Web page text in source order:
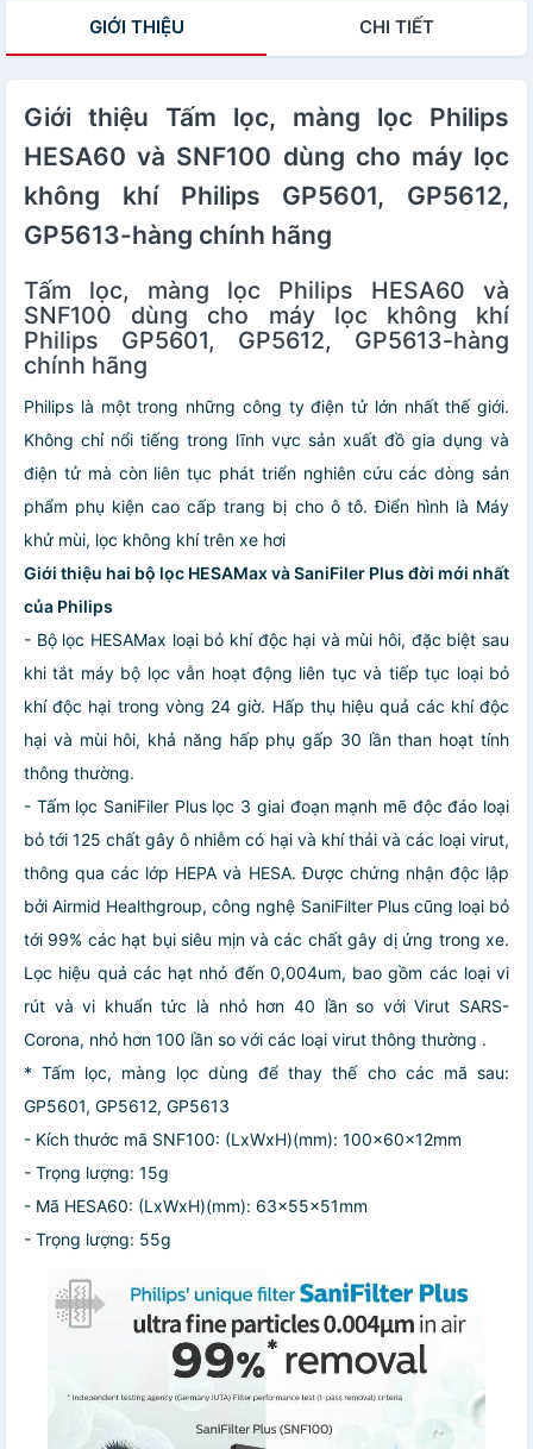
GIỚI THIỆU CHI TIẾT
Giới thiệu Tấm lọc, màng lọc Philips
HESA60 và SNF100 dùng cho máy lọc
không khí Philips GP5601, GP5612,
GP5613-hàng chính hãng
Tấm lọc, màng lọc Philips HESA60 và
SNF100 dùng cho máy lọc không khí
Philips GP5601, GP5612, GP5613-hàng
chính hãng
Philips là một trong những công ty điện tử lớn nhất thế giới.
Không chỉ nổi tiếng trong lĩnh vực sản xuất đồ gia dụng và
điện tử mà còn liên tục phát triển nghiên cứu các dòng sản
phẩm phụ kiện cao cấp trang bị cho ô tô. Điển hình là Máy
khử mùi, lọc không khí trên xe hơi
Giới thiệu hai bộ lọc HESAMax và SaniFiler Plus đời mới nhất
của Philips
- Bộ lọc HESAMax loại bỏ khí độc hại và mùi hôi, đặc biệt sau
khi tắt máy bộ lọc vẫn hoạt động liên tục và tiếp tục loại bỏ
khí độc hại trong vòng 24 giờ. Hấp thụ hiệu quả các khí độc
hại và mùi hôi, khả năng hấp phụ gấp 30 lần than hoạt tính
thông thường.
- Tấm lọc SaniFiler Plus lọc 3 giai đoạn mạnh mẽ độc đáo loại
bỏ tới 125 chất gây ô nhiễm có hại và khí thải và các loại virut,
thông qua các lớp HEPA và HESA. Được chứng nhận độc lập
bởi Airmid Healthgroup, công nghệ SaniFilter Plus cũng loại bỏ
tới 99% các hạt bụi siêu mịn và các chất gây dị ứng trong xe.
Lọc hiệu quả các hạt nhỏ đến 0,004um, bao gồm các loại vi
rút và vi khuẩn tức là nhỏ hơn 40 lần so với Virut SARS-
Corona, nhỏ hơn 100 lần so với các loại virut thông thường .
* Tấm lọc, màng lọc dùng để thay thế cho các mã sau:
GP5601, GP5612, GP5613
- Kích thước mã SNF100: (LxWxH)(mm): 100x60x12mm
- Trọng lượng: 15g
- Mã HESA60: (LxWxH)(mm): 63x55x51mm
- Trọng lượng: 55g